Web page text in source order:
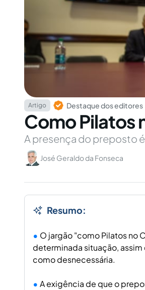
Artigo Destaque dos editores
Como Pilatos
A presença do preposto
José Geraldo da Fonseca
Resumo:
O jargão "como Pilatos no
determinada situação,
como desnecessária.
A exigência de que o